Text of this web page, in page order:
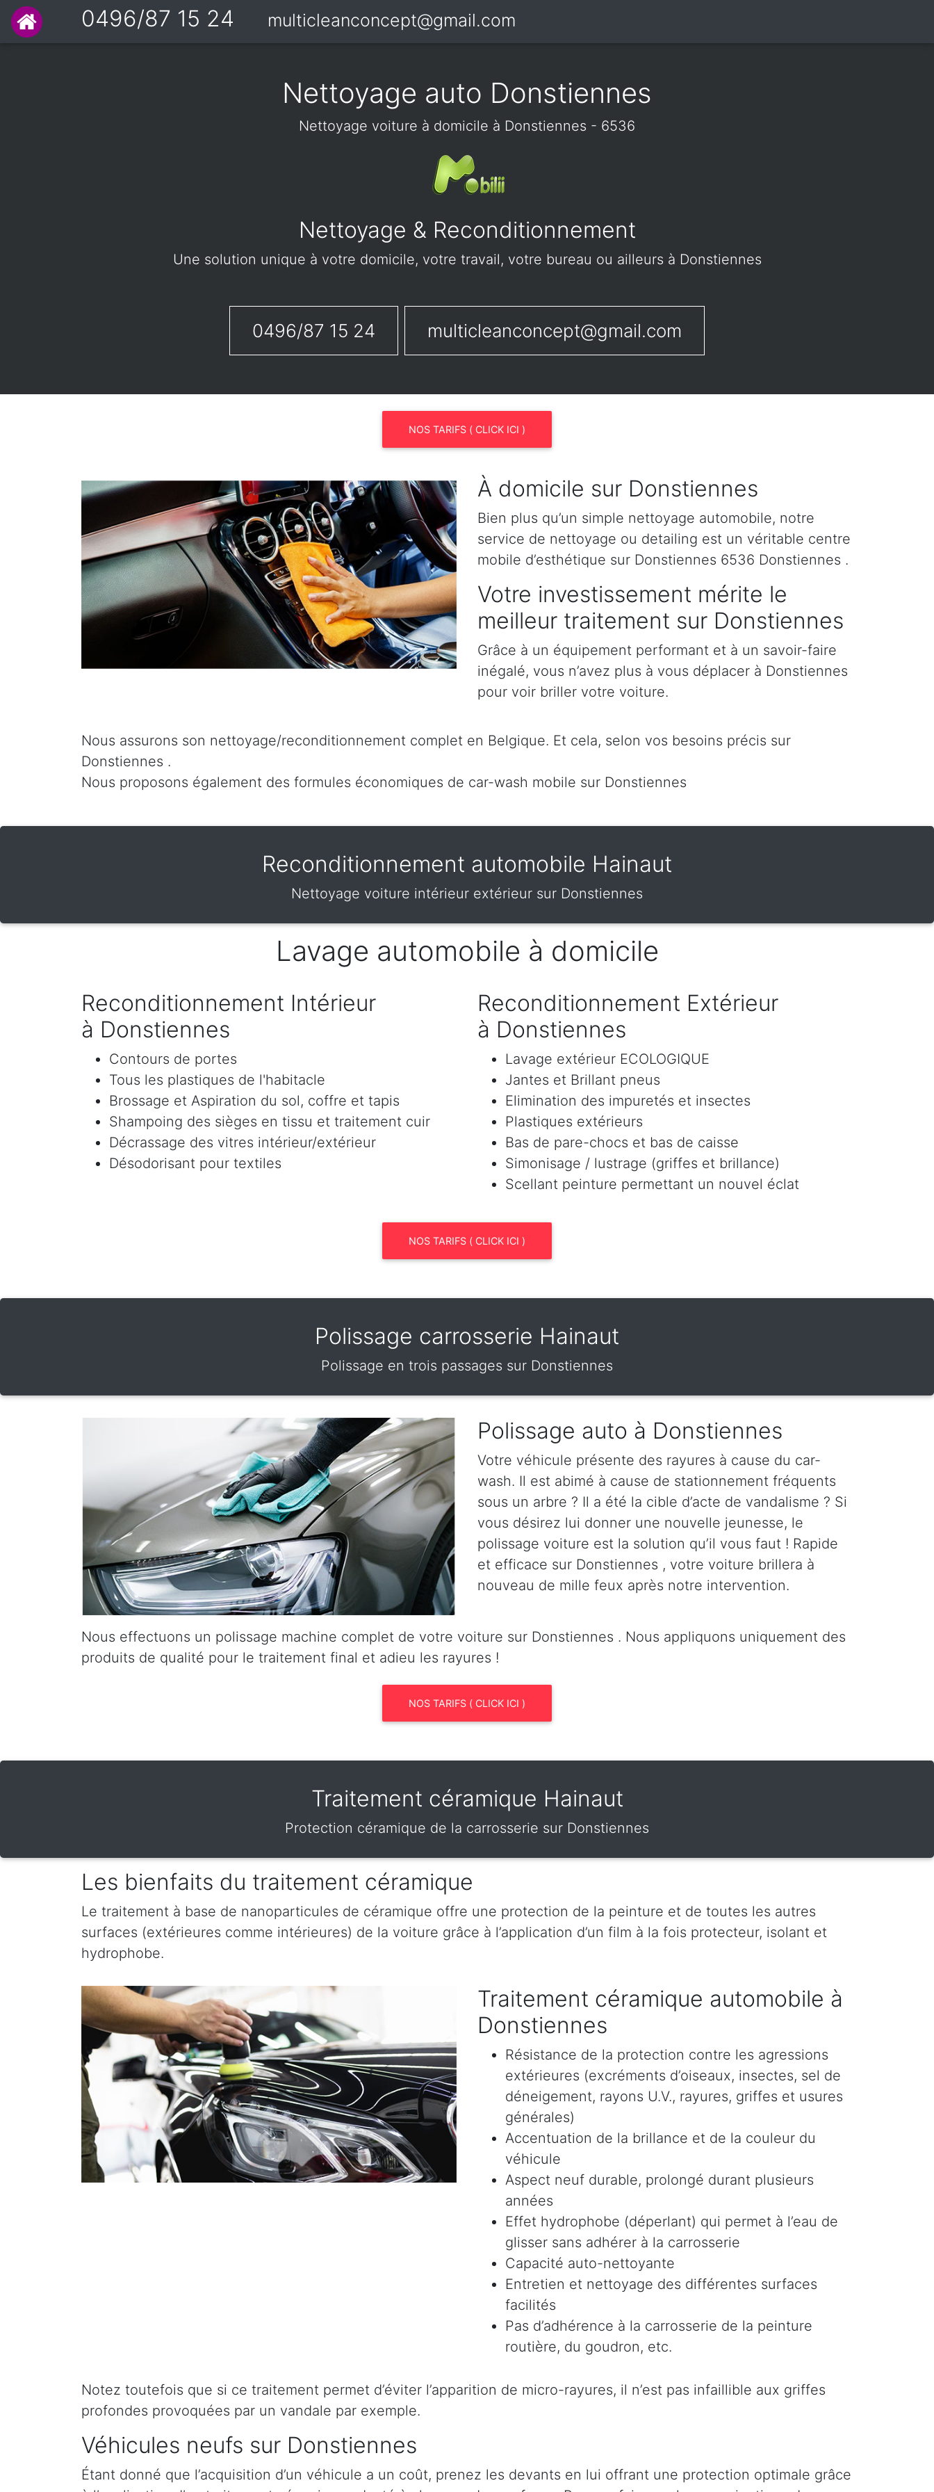
0496/87 15 24 multicleanconcept@gmail.com
Nettoyage auto Donstiennes
Nettoyage voiture à domicile à Donstiennes - 6536
Nettoyage & Reconditionnement
Une solution unique à votre domicile, votre travail, votre bureau ou ailleurs à Donstiennes
0496/87 15 24 multicleanconcept@gmail.com
NOS TARIFS ( CLICK ICI )
À domicile sur Donstiennes
Bien plus qu’un simple nettoyage automobile, notre
service de nettoyage ou detailing est un véritable centre
mobile d’esthétique sur Donstiennes 6536 Donstiennes .
Votre investissement mérite le
meilleur traitement sur Donstiennes
Grâce à un équipement performant et à un savoir-faire
inégalé, vous n’avez plus à vous déplacer à Donstiennes
pour voir briller votre voiture.
Nous assurons son nettoyage/reconditionnement complet en Belgique. Et cela, selon vos besoins précis sur
Donstiennes .
Nous proposons également des formules économiques de car-wash mobile sur Donstiennes
Reconditionnement automobile Hainaut
Nettoyage voiture intérieur extérieur sur Donstiennes
Lavage automobile à domicile
Reconditionnement Intérieur
à Donstiennes
Contours de portes
Tous les plastiques de l'habitacle
Brossage et Aspiration du sol, coffre et tapis
Shampoing des sièges en tissu et traitement cuir
Décrassage des vitres intérieur/extérieur
Désodorisant pour textiles
Reconditionnement Extérieur
à Donstiennes
Lavage extérieur ECOLOGIQUE
Jantes et Brillant pneus
Elimination des impuretés et insectes
Plastiques extérieurs
Bas de pare-chocs et bas de caisse
Simonisage / lustrage (griffes et brillance)
Scellant peinture permettant un nouvel éclat
NOS TARIFS ( CLICK ICI )
Polissage carrosserie Hainaut
Polissage en trois passages sur Donstiennes
Polissage auto à Donstiennes
Votre véhicule présente des rayures à cause du car-
wash. Il est abimé à cause de stationnement fréquents
sous un arbre ? Il a été la cible d’acte de vandalisme ? Si
vous désirez lui donner une nouvelle jeunesse, le
polissage voiture est la solution qu’il vous faut ! Rapide
et efficace sur Donstiennes , votre voiture brillera à
nouveau de mille feux après notre intervention.
Nous effectuons un polissage machine complet de votre voiture sur Donstiennes . Nous appliquons uniquement des
produits de qualité pour le traitement final et adieu les rayures !
NOS TARIFS ( CLICK ICI )
Traitement céramique Hainaut
Protection céramique de la carrosserie sur Donstiennes
Les bienfaits du traitement céramique
Le traitement à base de nanoparticules de céramique offre une protection de la peinture et de toutes les autres
surfaces (extérieures comme intérieures) de la voiture grâce à l’application d’un film à la fois protecteur, isolant et
hydrophobe.
Traitement céramique automobile à
Donstiennes
Résistance de la protection contre les agressions
extérieures (excréments d’oiseaux, insectes, sel de
déneigement, rayons U.V., rayures, griffes et usures
générales)
Accentuation de la brillance et de la couleur du
véhicule
Aspect neuf durable, prolongé durant plusieurs
années
Effet hydrophobe (déperlant) qui permet à l’eau de
glisser sans adhérer à la carrosserie
Capacité auto-nettoyante
Entretien et nettoyage des différentes surfaces
facilités
Pas d’adhérence à la carrosserie de la peinture
routière, du goudron, etc.
Notez toutefois que si ce traitement permet d’éviter l’apparition de micro-rayures, il n’est pas infaillible aux griffes
profondes provoquées par un vandale par exemple.
Véhicules neufs sur Donstiennes
Étant donné que l’acquisition d’un véhicule a un coût, prenez les devants en lui offrant une protection optimale grâce